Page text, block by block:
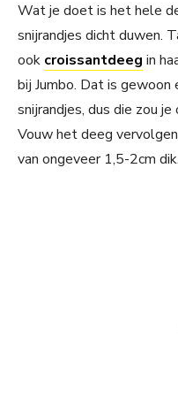
Wat je doet is het hele
snijrandjes dicht duwen.
ook croissantdeeg in
bij Jumbo. Dat is
snijrandjes, dus die zou
Vouw het deeg
van ongeveer 1,5-2cm dik.